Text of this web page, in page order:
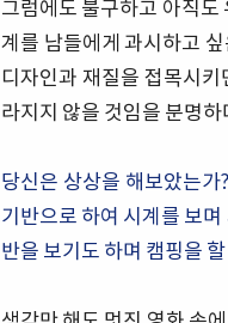
그럼에도 불구하고 아직도
계를 남들에게 과시하고
디자인과 재질을 접목시
라지지 않을 것임을 분명하
당신은 상상을 해보았는
기반으로 하여 시계를 보
반을 보기도 하며 캠핑을